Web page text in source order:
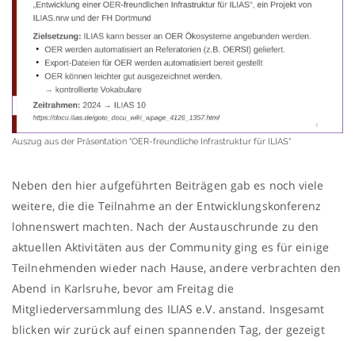
Auszug aus der Präsentation "OER-freundliche Infrastruktur für ILIAS"
Neben den hier aufgeführten Beiträgen gab es noch viele
weitere, die die Teilnahme an der Entwicklungskonferenz
lohnenswert machten. Nach der Austauschrunde zu den
aktuellen Aktivitäten aus der Community ging es für einige
Teilnehmenden wieder nach Hause, andere verbrachten den
Abend in Karlsruhe, bevor am Freitag die
Mitgliederversammlung des ILIAS e.V. anstand. Insgesamt
blicken wir zurück auf einen spannenden Tag, der gezeigt